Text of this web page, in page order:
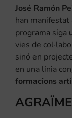
José Ramón
han
programa siga
vies de
sinó en
en una línia
formacions